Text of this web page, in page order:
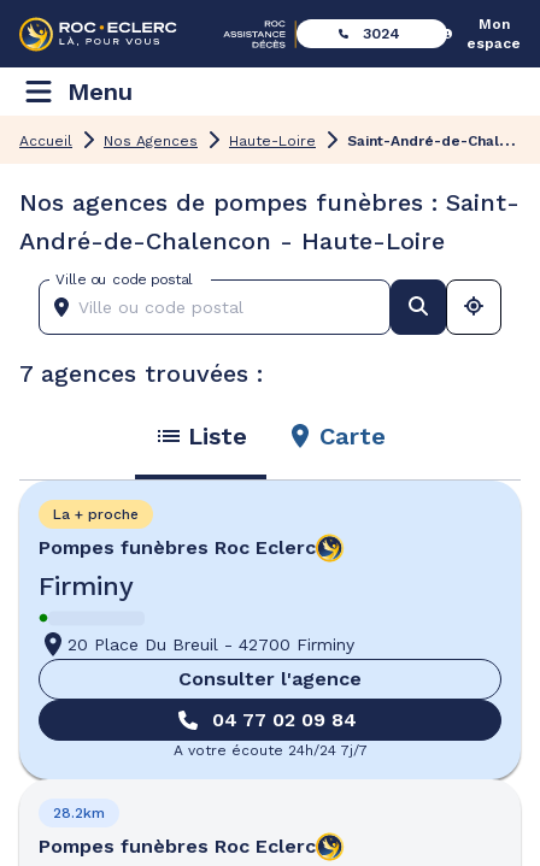
3024
Mon
espace
Menu
Accueil Nos Agences Haute-Loire S
aint-André-de-Chalencon
Nos agences de pompes funèbres : Saint-
André-de-Chalencon - Haute-Loire
Ville ou code postal
7 agences trouvées :
Liste Carte
Pompes funèbres Roc Eclerc
Firminy
La + proche
20 Place Du Breuil - 42700 Firminy
Consulter l'agence
04 77 02 09 84
A votre écoute 24h/24 7j/7
Pompes funèbres Roc Eclerc
28.2km